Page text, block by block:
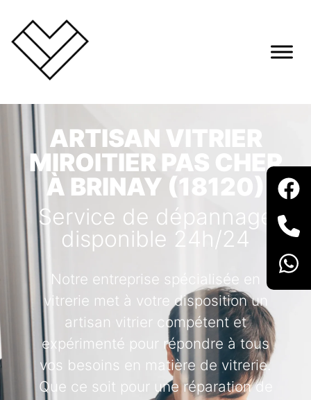
ARTISAN VITRIER
MIROITIER PAS CHER
À BRINAY (18120)
Service de dépannage
disponible 24h/24
Notre entreprise spécialisée en
vitrerie met à votre disposition un
artisan vitrier compétent et
expérimenté pour répondre à tous
vos besoins en matière de vitrerie.
Que ce soit pour une réparation de